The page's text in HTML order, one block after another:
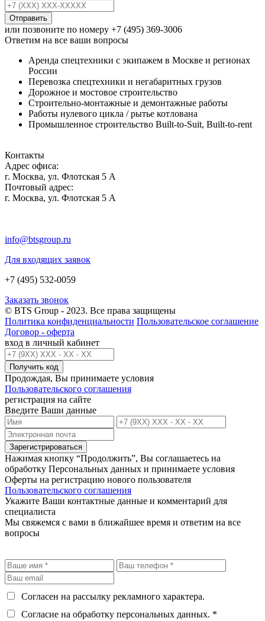
Отправить
или позвоните по номеру +7 (495) 369-3006
Ответим на все ваши вопросы
Аренда спецтехники с экипажем в Москве и регионах
России
Перевозка спецтехники и негабаритных грузов
Дорожное и мостовое строительство
Строительно-монтажные и демонтажные работы
Работы нулевого цикла / рытье котлована
Промышленное строительство Built-to-Suit, Built-to-rent
Контакты
Адрес офиса:
г. Москва, ул. Флотская 5 А
Почтовый адрес:
г. Москва, ул. Флотская 5 А
info@btsgroup.ru
Для входящих заявок
+7 (495) 532-0059
Заказать звонок
© BTS Group - 2023. Все права защищены
Политика конфиденциальности Пользовательское соглашение
Договор - оферта
вход в личный кабинет
Получить код
Продождая, Вы принимаете условия
Пользовательского соглашения
регистрация на сайте
Введите Ваши данные
Зарегистрироваться
Нажимая кнопку “Продолжить”, Вы соглашаетесь на
обработку Персональных данных и принимаете условия
Оферты на регистрацию нового пользователя
Пользовательского соглашения
Укажите Ваши контактные данные и комментарий для
специалиста
Мы свяжемся с вами в ближайшее время и ответим на все
вопросы
Согласен на рассылку рекламного характера.
Согласие на обработку персональных данных. *